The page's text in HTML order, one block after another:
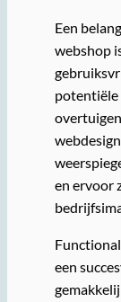
Een
webshop
potentiële
en ervoor
een